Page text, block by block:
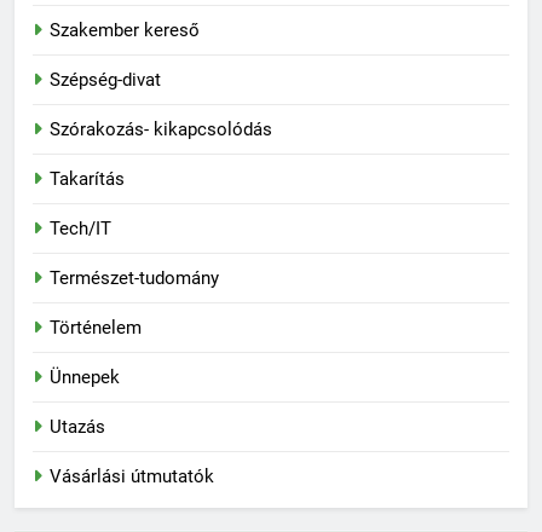
Szakember kereső
Szépség-divat
Szórakozás- kikapcsolódás
Takarítás
Tech/IT
Természet-tudomány
Történelem
Ünnepek
Utazás
Vásárlási útmutatók